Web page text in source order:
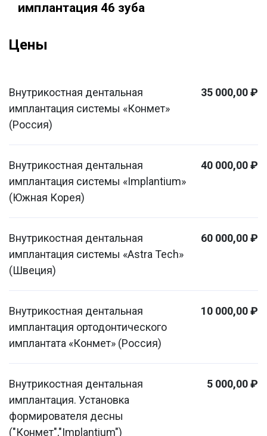
имплантация 46 зуба
Цены
Внутрикостная дентальная
имплантация системы «Конмет»
(Россия)
35 000,00 ₽
Внутрикостная дентальная
имплантация системы «Implantium»
(Южная Корея)
40 000,00 ₽
Внутрикостная дентальная
имплантация системы «Astra Tech»
(Швеция)
60 000,00 ₽
Внутрикостная дентальная
имплантация ортодонтического
имплантата «Конмет» (Россия)
10 000,00 ₽
Внутрикостная дентальная
имплантация. Установка
формирователя десны
("Конмет","Implantium")
5 000,00 ₽